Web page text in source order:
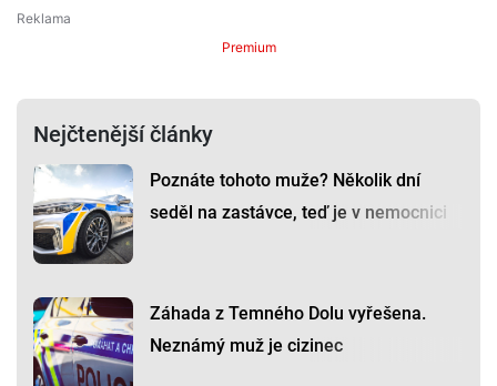
Premium
Nejčtenější články
Poznáte tohoto muže? Několik dní
seděl na zastávce, teď je v nemocnici
Záhada z Temného Dolu vyřešena.
Neznámý muž je cizinec